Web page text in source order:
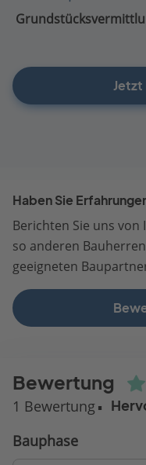
Jetzt
Haben Sie
Berichten Sie uns
so anderen
geeigneten
Bewertung
1 Bewertung
Bauphase